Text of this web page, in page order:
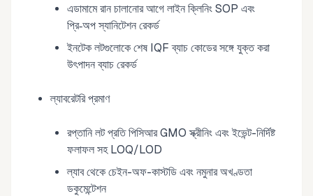
এডামামে রান চালানোর আগে লাইন ক্লিনিং SOP এবং
প্রি‑অপ স্যানিটেশন রেকর্ড
ইনটেক লটগুলোকে শেষ IQF ব্যাচ কোডের সঙ্গে যুক্ত করা
উৎপাদন ব্যাচ রেকর্ড
ল্যাবরেটরি প্রমাণ
রপ্তানি লট প্রতি পিসিআর GMO স্ক্রীনিং এবং ইভেন্ট-নির্দিষ্ট
ফলাফল সহ LOQ/LOD
ল্যাব থেকে চেইন-অফ-কাস্টডি এবং নমুনার অখণ্ডতা
ডকুমেন্টেশন